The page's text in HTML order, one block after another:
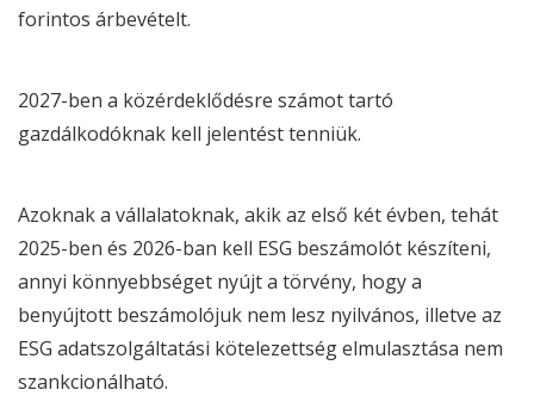
forintos árbevételt.
2027-ben a közérdeklődésre számot tartó
gazdálkodóknak kell jelentést tenniük.
Azoknak a vállalatoknak, akik az első két évben, tehát
2025-ben és 2026-ban kell ESG beszámolót készíteni,
annyi könnyebbséget nyújt a törvény, hogy a
benyújtott beszámolójuk nem lesz nyilvános, illetve az
ESG adatszolgáltatási kötelezettség elmulasztása nem
szankcionálható.